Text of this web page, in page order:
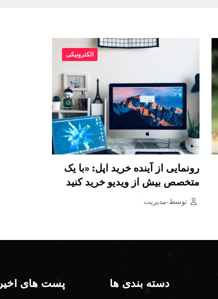
الکترونیکی
رونمایی از آینده خرید اپل: «با یک
متخصص بیش از ویدیو خرید کنید
توسط-مدیریت
دسته بندی ها پست های اخیر